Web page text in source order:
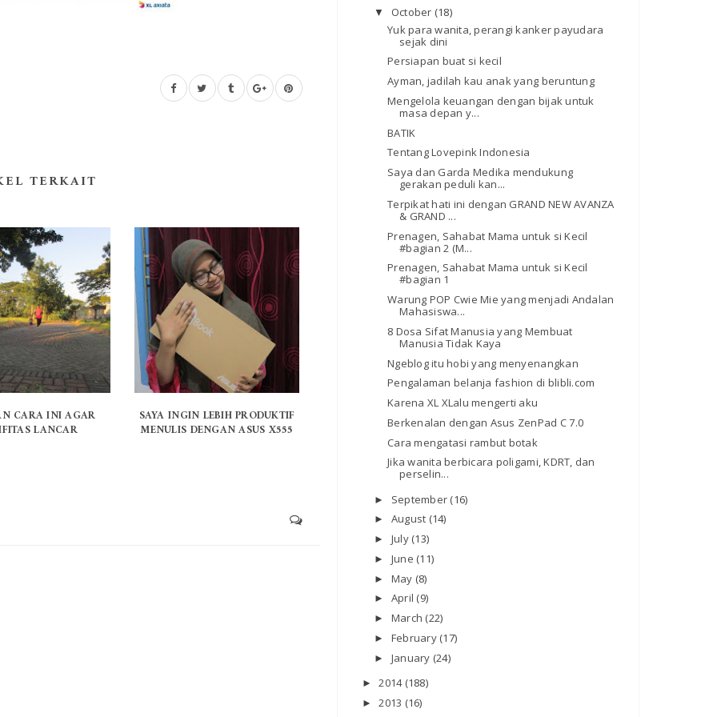
TERKAIT
CARA INI AGAR
LANCAR
SAYA INGIN LEBIH PRODUKTIF
MENULIS DENGAN ASUS X555
▼ October (18)
Yuk para wanita, perangi kanker payudara
sejak dini
Persiapan buat si kecil
Ayman, jadilah kau anak yang beruntung
Mengelola keuangan dengan bijak untuk
masa depan y...
BATIK
Tentang Lovepink Indonesia
Saya dan Garda Medika mendukung
gerakan peduli kan...
Terpikat hati ini dengan GRAND NEW AVANZA
& GRAND ...
Prenagen, Sahabat Mama untuk si Kecil
#bagian 2 (M...
Prenagen, Sahabat Mama untuk si Kecil
#bagian 1
Warung POP Cwie Mie yang menjadi Andalan
Mahasiswa...
8 Dosa Sifat Manusia yang Membuat
Manusia Tidak Kaya
Ngeblog itu hobi yang menyenangkan
Pengalaman belanja fashion di blibli.com
Karena XL XLalu mengerti aku
Berkenalan dengan Asus ZenPad C 7.0
Cara mengatasi rambut botak
Jika wanita berbicara poligami, KDRT, dan
perselin...
► September (16)
► August (14)
► July (13)
► June (11)
► May (8)
► April (9)
► March (22)
► February (17)
► January (24)
►2014 (188)
►2013 (16)